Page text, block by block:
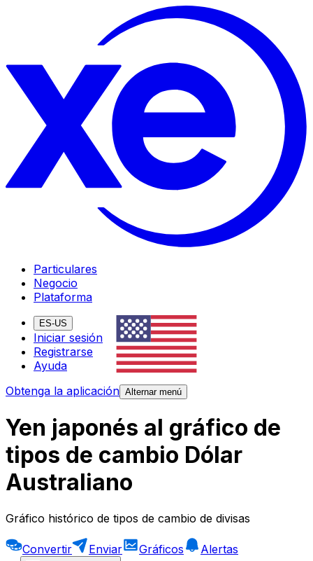
Particulares
Negocio
Plataforma
ES-US
Iniciar sesión
Registrarse
Ayuda
Obtenga la aplicación Alternar menú
Yen japonés al gráfico de
tipos de cambio Dólar
Australiano
Gráfico histórico de tipos de cambio de divisas
Convertir Enviar Gráficos
Alertas